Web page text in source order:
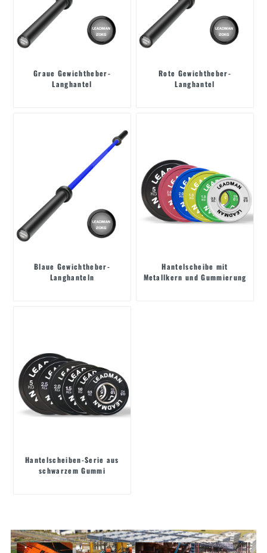
Graue Gewichtheber-
Langhantel
Rote Gewichtheber-
Langhantel
Blaue Gewichtheber-
Langhanteln
Hantelscheibe mit
Metallkern und Gummierung
Hantelscheiben-Serie aus
schwarzem Gummi